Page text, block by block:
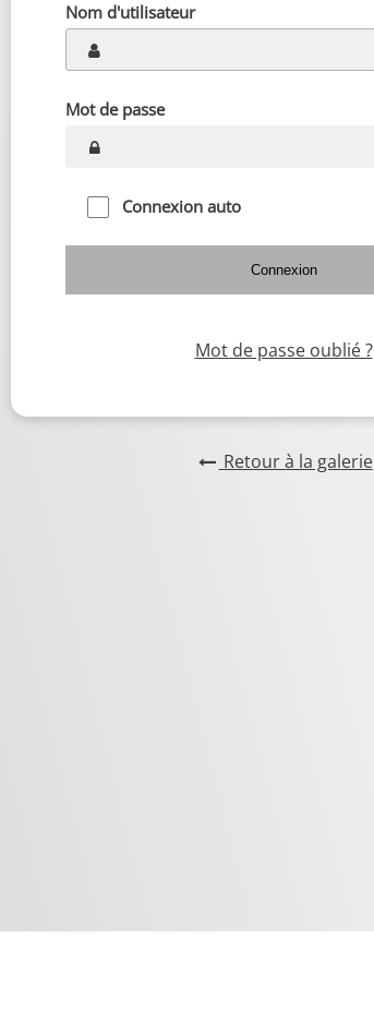
Nom d'utilisateur
Mot de passe
Connexion auto
Mot de passe oublié ?
Retour à la galerie